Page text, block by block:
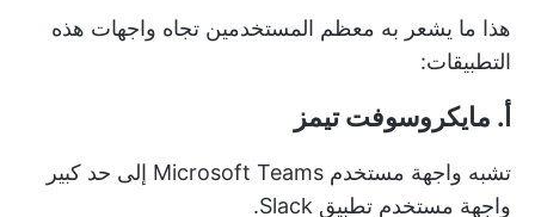
هذا ما يشعر به معظم المستخدمين تجاه واجهات هذه
التطبيقات:
أ. مايكروسوفت تيمز
تشبه واجهة مستخدم Microsoft Teams إلى حد كبير
واجهة مستخدم تطبيق Slack.